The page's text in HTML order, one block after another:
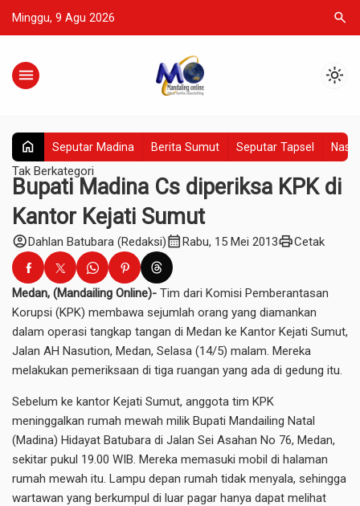
Minggu, 9 Agu 2026 search
menu light_mode
home Seputar Madina Berita Sumut Seputar Tapsel
Tak Berkategori
Bupati Madina Cs diperiksa KPK di
Kantor Kejati Sumut
account_circleDahlan Batubara (Redaksi)calendar_monthRabu, 15 Mei 2013printCetak
Medan, (Mandailing Online)- Tim dari Komisi Pemberantasan
Korupsi (KPK) membawa sejumlah orang yang diamankan
dalam operasi tangkap tangan di Medan ke Kantor Kejati Sumut,
Jalan AH Nasution, Medan, Selasa (14/5) malam. Mereka
melakukan pemeriksaan di tiga ruangan yang ada di gedung itu.
Sebelum ke kantor Kejati Sumut, anggota tim KPK
meninggalkan rumah mewah milik Bupati Mandailing Natal
(Madina) Hidayat Batubara di Jalan Sei Asahan No 76, Medan,
sekitar pukul 19.00 WIB. Mereka memasuki mobil di halaman
rumah mewah itu. Lampu depan rumah tidak menyala, sehingga
wartawan yang berkumpul di luar pagar hanya dapat melihat